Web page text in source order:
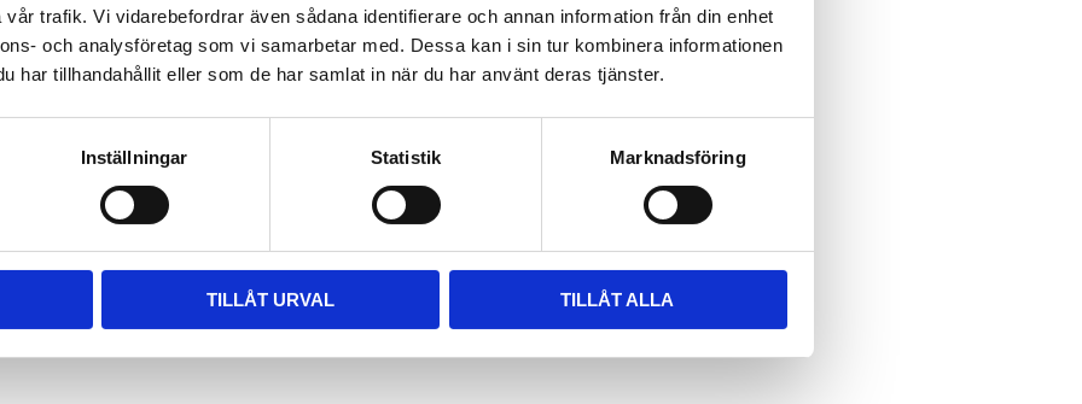
trafik. Vi vidarebefordrar även sådana identifierare och annan information från din enhet
och analysföretag som vi samarbetar med. Dessa kan i sin tur kombinera informationen
har tillhandahållit eller som de har samlat in när du har använt deras tjänster.
Inställningar Statistik Marknadsföring
TILLÅT URVAL TILLÅT ALLA
Boveda 72% 8gr
7 cm x 6,4 cm